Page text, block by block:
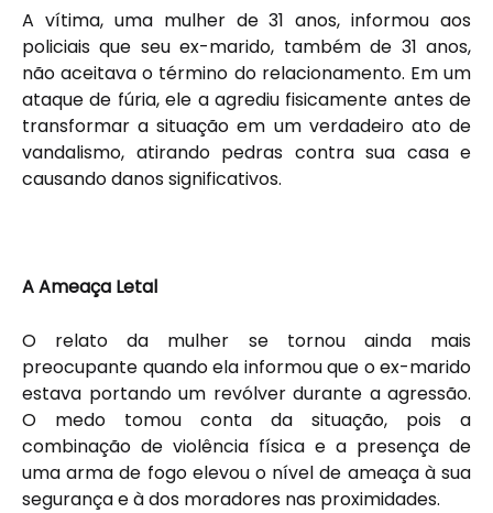
A vítima, uma mulher de 31 anos, informou aos
policiais que seu ex-marido, também de 31 anos,
não aceitava o término do relacionamento. Em um
ataque de fúria, ele a agrediu fisicamente antes de
transformar a situação em um verdadeiro ato de
vandalismo, atirando pedras contra sua casa e
causando danos significativos.
A Ameaça Letal
O relato da mulher se tornou ainda mais
preocupante quando ela informou que o ex-marido
estava portando um revólver durante a agressão.
O medo tomou conta da situação, pois a
combinação de violência física e a presença de
uma arma de fogo elevou o nível de ameaça à sua
segurança e à dos moradores nas proximidades.